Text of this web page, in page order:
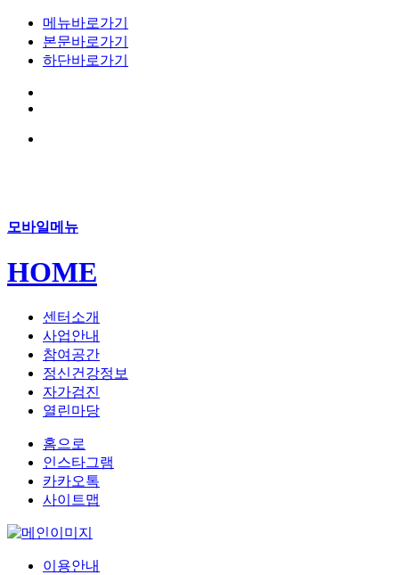
메뉴바로가기
본문바로가기
하단바로가기
모바일메뉴
HOME
센터소개
사업안내
참여공간
정신건강정보
자가검진
열린마당
홈으로
인스타그램
카카오톡
사이트맵
이용안내